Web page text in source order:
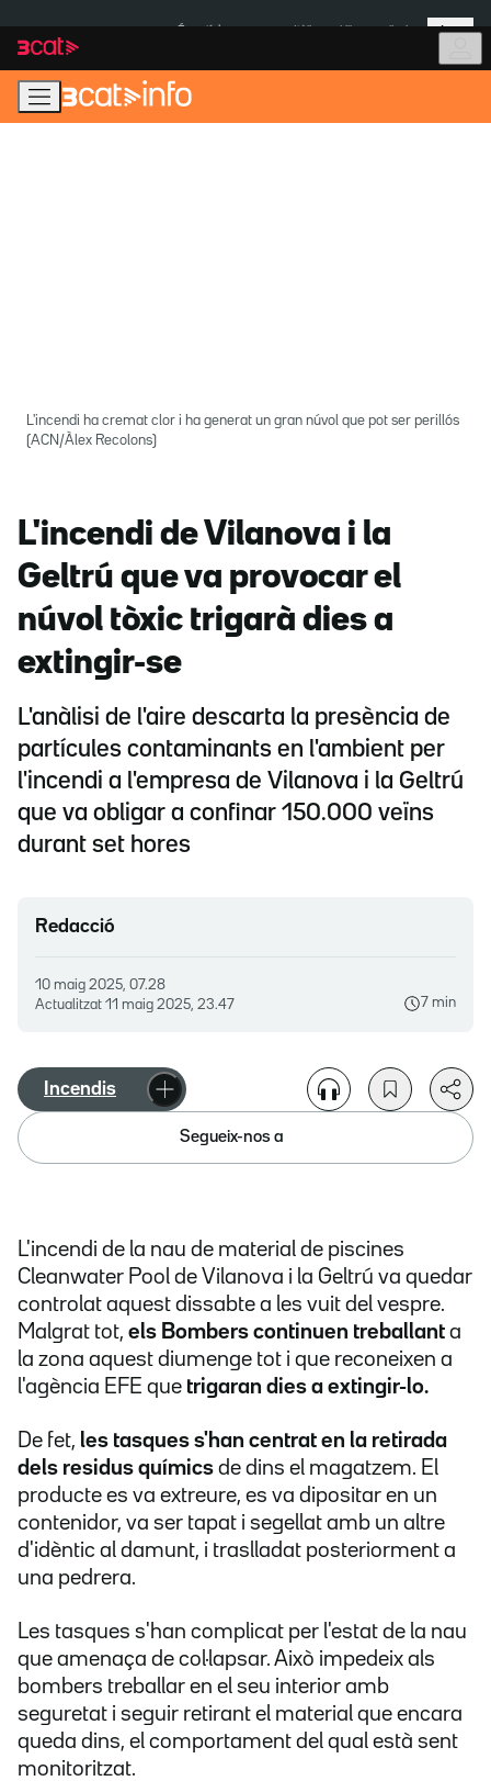
navegació
principal
contingut
Més
L'incendi ha cremat clor i ha generat un gran núvol que pot ser perillós
(ACN/Àlex Recolons)
L'incendi de Vilanova i la
Geltrú que va provocar el
núvol tòxic trigarà dies a
extingir-se
L'anàlisi de l'aire descarta la presència de
partícules contaminants en l'ambient per
l'incendi a l'empresa de Vilanova i la Geltrú
que va obligar a confinar 150.000 veïns
durant set hores
Redacció
10 maig 2025, 07.28
Actualitzat 11 maig 2025, 23.47 7 min
Incendis
Segueix-nos a
L'incendi de la nau de material de piscines
Cleanwater Pool de Vilanova i la Geltrú va quedar
controlat aquest dissabte a les vuit del vespre.
Malgrat tot, els Bombers continuen treballant a
la zona aquest diumenge tot i que reconeixen a
l'agència EFE que trigaran dies a extingir-lo.
De fet, les tasques s'han centrat en la retirada
dels residus químics de dins el magatzem. El
producte es va extreure, es va dipositar en un
contenidor, va ser tapat i segellat amb un altre
d'idèntic al damunt, i traslladat posteriorment a
una pedrera.
Les tasques s'han complicat per l'estat de la nau
que amenaça de col·lapsar. Això impedeix als
bombers treballar en el seu interior amb
seguretat i seguir retirant el material que encara
queda dins, el comportament del qual està sent
monitoritzat.